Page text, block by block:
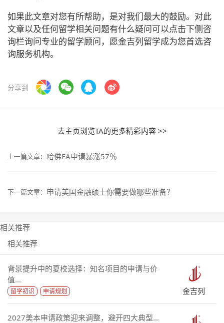
如果此文章对您有所帮助，是对我们最大的鼓励。对此
文章以及任何留学相关问题有什么疑问可以点击下侧咨
询栏询问专业的留学顾问，愿金吉列留学成为您首选咨
询服务机构。
分享到
去主页浏览TA的更多精彩内容 >>
上一篇文章： 哈佛EA申请暴涨57％
下一篇文章： 申请美国金融硕士你需要做哪些准备？
相关推荐
相关推荐
背景提升中的夏校选择：知名项目的申请与价
值...
留学初识 申请规划 金吉列
2027美本申请政策迎来调整，避开四大典型...